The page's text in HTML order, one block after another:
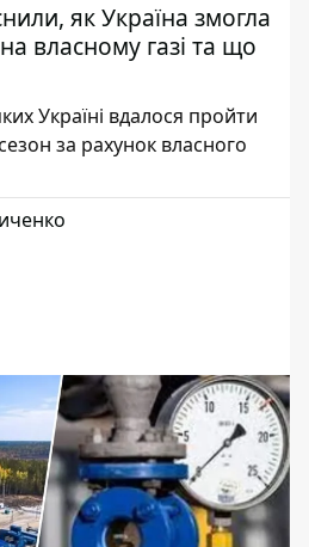
як Україна змогла
власному газі та що
Україні вдалося пройти
за рахунок власного